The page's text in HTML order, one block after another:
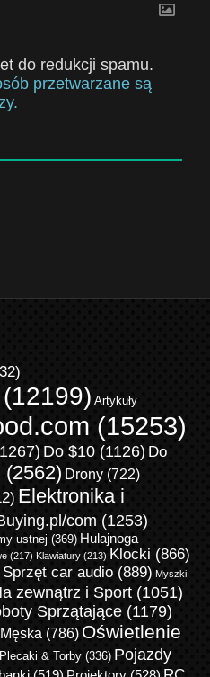
do redukcji spamu.
przetwarzane są
(12199) Artykuły
(15253)
Do $10(1126) Do
(2562) Drony(722)
Elektronika i
com (1253)
ustnej (369) Hulajnoga
(217) Klawiatury(213) Klocki (866)
car audio(889) Myszki
zewnątrz i Sport(1051)
Sprzątające(1179)
(786) Oświetlenie
Plecaki & Torby(336) Pojazdy